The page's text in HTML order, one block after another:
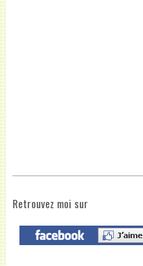
Retrouvez moi sur